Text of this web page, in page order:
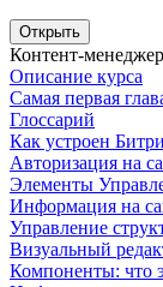
Открыть
Контент-менеджер
Описание курса
Самая первая
Глоссарий
Как устроен
Авторизация на
Элементы
Информация на
Управление
Визуальный
Компоненты: что